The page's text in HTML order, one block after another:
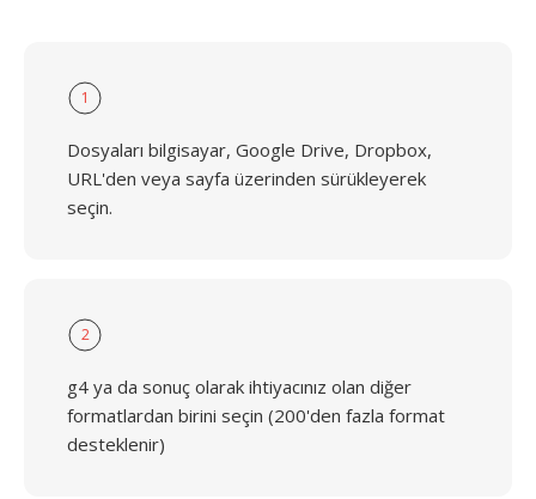
1
Dosyaları bilgisayar, Google Drive, Dropbox,
URL'den veya sayfa üzerinden sürükleyerek
seçin.
2
g4 ya da sonuç olarak ihtiyacınız olan diğer
formatlardan birini seçin (200'den fazla format
desteklenir)